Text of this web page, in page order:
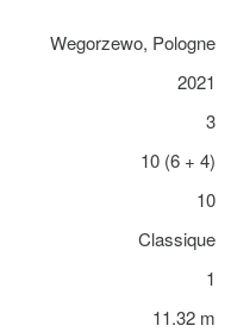
Wegorzewo, Pologne
2021
3
10 (6 + 4)
10
Classique
1
11.32 m